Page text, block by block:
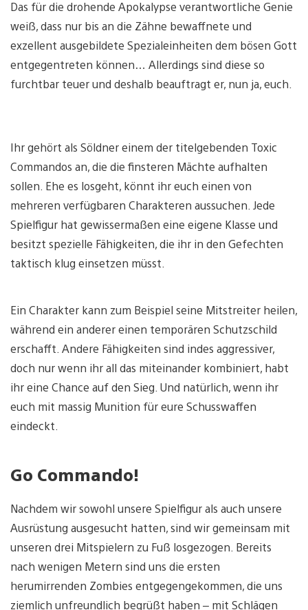
Das für die drohende Apokalypse verantwortliche Genie
weiß, dass nur bis an die Zähne bewaffnete und
exzellent ausgebildete Spezialeinheiten dem bösen Gott
entgegentreten können… Allerdings sind diese so
furchtbar teuer und deshalb beauftragt er, nun ja, euch.
Ihr gehört als Söldner einem der titelgebenden Toxic
Commandos an, die die finsteren Mächte aufhalten
sollen. Ehe es losgeht, könnt ihr euch einen von
mehreren verfügbaren Charakteren aussuchen. Jede
Spielfigur hat gewissermaßen eine eigene Klasse und
besitzt spezielle Fähigkeiten, die ihr in den Gefechten
taktisch klug einsetzen müsst.
Ein Charakter kann zum Beispiel seine Mitstreiter heilen,
während ein anderer einen temporären Schutzschild
erschafft. Andere Fähigkeiten sind indes aggressiver,
doch nur wenn ihr all das miteinander kombiniert, habt
ihr eine Chance auf den Sieg. Und natürlich, wenn ihr
euch mit massig Munition für eure Schusswaffen
eindeckt.
Go Commando!
Nachdem wir sowohl unsere Spielfigur als auch unsere
Ausrüstung ausgesucht hatten, sind wir gemeinsam mit
unseren drei Mitspielern zu Fuß losgezogen. Bereits
nach wenigen Metern sind uns die ersten
herumirrenden Zombies entgegengekommen, die uns
ziemlich unfreundlich begrüßt haben – mit Schlägen